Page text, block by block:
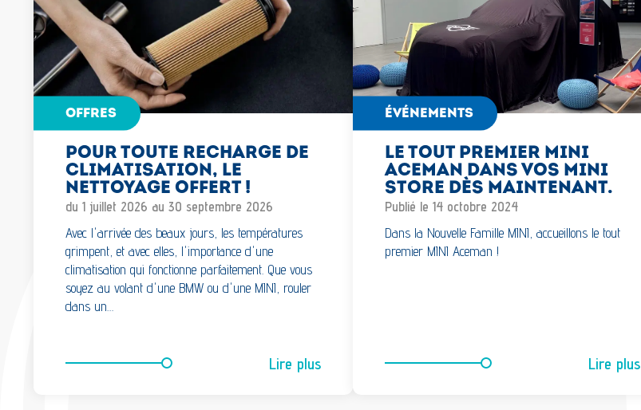
OFFRES
POUR TOUTE RECHARGE DE
CLIMATISATION, LE
NETTOYAGE OFFERT !
du 1 juillet 2026 au 30 septembre 2026
Avec l'arrivée des beaux jours, les températures
grimpent, et avec elles, l'importance d'une
climatisation qui fonctionne parfaitement. Que vous
soyez au volant d'une BMW ou d'une MINI, rouler
dans un…
Lire plus
ÉVÉNEMENTS
LE TOUT PREMIER MINI
ACEMAN DANS VOS MINI
STORE DÈS MAINTENANT.
Publié le 14 octobre 2024
Dans la Nouvelle Famille MINI, accueillons le tout
premier MINI Aceman !
Lire plus